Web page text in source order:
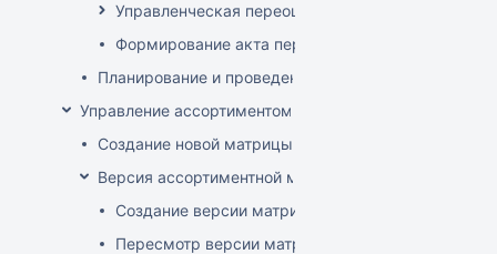
Управленческая переоценка
Формирование акта переоценки
Планирование и проведение акций
Управление ассортиментом магазинов
Создание новой матрицы
Версия ассортиментной матрицы
Создание версии матрицы
Пересмотр версии матрицы